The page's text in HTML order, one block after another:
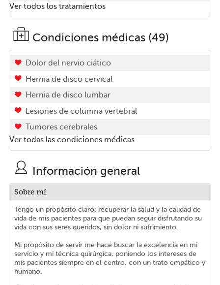
Ver todos los tratamientos
Condiciones médicas (49)
Dolor del nervio ciático
Hernia de disco cervical
Hernia de disco lumbar
Lesiones de columna vertebral
Tumores cerebrales
Ver todas las condiciones médicas
Información general
Sobre mí
Tengo un propósito claro: recuperar la salud y la calidad de
vida de mis pacientes para que puedan seguir disfrutando su
vida con sus seres queridos, sin dolor ni sufrimiento.
Mi propósito de servir me hace buscar la excelencia en mi
servicio y mi técnica quirúrgica, poniendo los intereses de
mis pacientes siempre en el centro, con un trato empático y
humano.